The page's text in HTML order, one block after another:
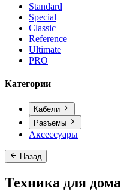
Standard
Special
Classic
Reference
Ultimate
PRO
Категории
Кабели
Разъемы
Аксессуары
Назад
Техника для дома